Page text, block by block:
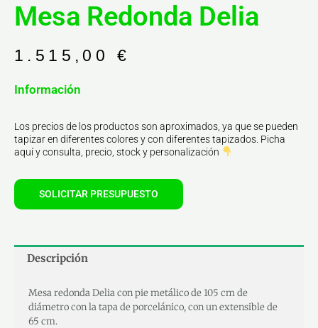
Mesa Redonda Delia
1.515,00 €
Información
Los precios de los productos son aproximados, ya que se pueden
tapizar en diferentes colores y con diferentes tapizados. Picha
aquí y consulta, precio, stock y personalización
SOLICITAR PRESUPUESTO
Descripción
Mesa redonda Delia con pie metálico de 105 cm de
diámetro con la tapa de porcelánico, con un extensible de
65 cm.